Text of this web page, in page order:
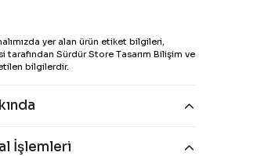
yer alan ürün etiket bilgileri,
tarafından Sürdür Store Tasarım Bilişim ve
bilgilerdir.
İşlemleri